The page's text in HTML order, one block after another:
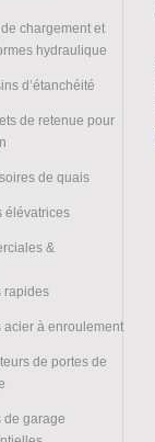
chargement et
hydraulique
d’étanchéité
de retenue pour
de quais
élévatrices
&
rapides
acier à enroulement
de portes de
de garage